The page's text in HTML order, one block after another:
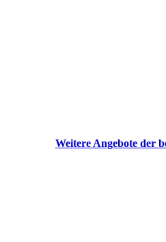
Weitere Angebote der